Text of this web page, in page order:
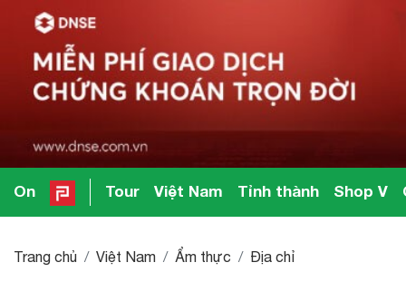
On Tour Việt Nam Tỉnh thành Shop V
Trang chủ Việt Nam Ẩm thực Địa chỉ